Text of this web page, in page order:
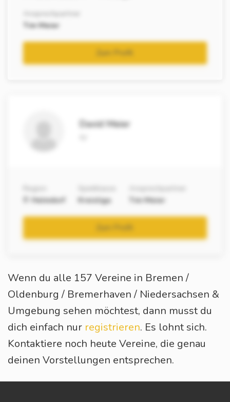
Tim Meier
Zum Profil
David Meier
Helmdorf
Kreisliga
Tim Meier
Wenn du alle 157 Vereine in Bremen /
Oldenburg / Bremerhaven / Niedersachsen &
Umgebung sehen möchtest, dann musst du
dich einfach nur registrieren. Es lohnt sich.
Kontaktiere noch heute Vereine, die genau
deinen Vorstellungen entsprechen.